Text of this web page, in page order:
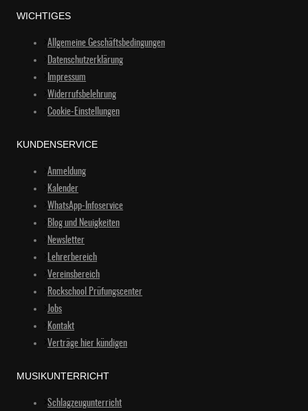
WICHTIGES
Allgemeine Geschäftsbedingungen
Datenschutzerklärung
Impressum
Widerrufsbelehrung
Cookie-Einstellungen
KUNDENSERVICE
Anmeldung
Kalender
WhatsApp-Infoservice
Blog und Neuigkeiten
Newsletter
Lehrerbereich
Vereinsbereich
Rockschool Prüfungscenter
Jobs
Kontakt
Verträge hier kündigen
MUSIKUNTERRICHT
Schlagzeugunterricht